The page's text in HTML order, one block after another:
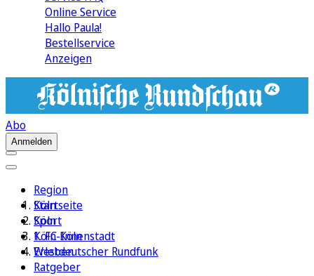
Online Service
Hallo Paula!
Bestellservice
Anzeigen
Abo
Anmelden
Region
Köln
Sport
1. FC Köln
Erleben
Ratgeber
Startseite
Köln
Köln-Innenstadt
Westdeutscher Rundfunk